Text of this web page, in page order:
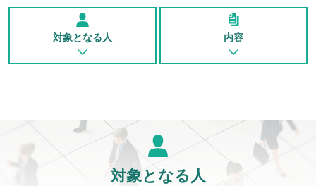
対象となる人 内容
対象となる人